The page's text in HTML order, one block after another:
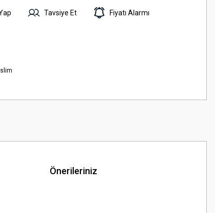
Tavsiye Et Fiyatı Alarmı
Önerileriniz